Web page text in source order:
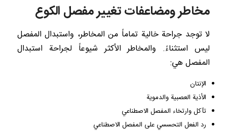
مخاطر ومضاعفات تغيير مفصل الكوع
لا توجد جراحة خالية تماماً من المخاطر، واستبدال المفصل
ليس استثناءً. والمخاطر الأكثر شيوعاً لجراحة استبدال
المفصل هي:
الإنتان
الأذية العصبية والدموية
تآكل وارتخاء المفصل الاصطناعي
رد الفعل التحسسي على المفصل الاصطناعي